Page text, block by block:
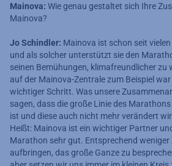
Mainova: Wie genau gestaltet sich Ihre
Mainova?
Jo Schindler: Mainova ist schon seit
und als solcher unterstützt sie den
seinen Bemühungen, klimafreundlicher zu
auf der Mainova-Zentrale zum Beispiel
wichtiger Schritt. Was unsere
sagen, dass die große Linie des
ist und diese auch nicht mehr verändert
Heißt: Mainova ist ein wichtiger Partner
Marathon sehr gut. Entsprechend
aufbringen, das große Ganze zu